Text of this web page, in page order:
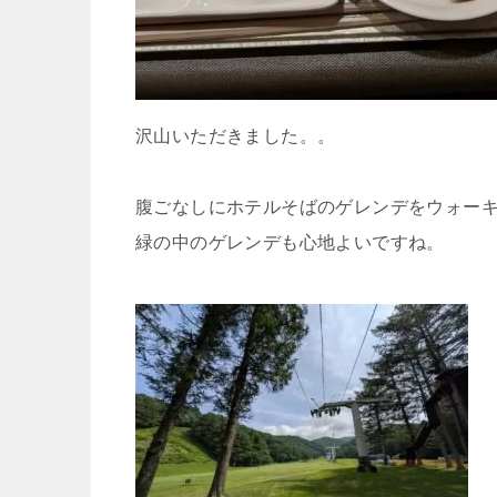
沢山いただきました。。
腹ごなしにホテルそばのゲレンデをウォー
緑の中のゲレンデも心地よいですね。